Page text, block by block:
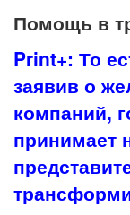
Помощь в
Print+: То
заявив о
компаний,
принимает